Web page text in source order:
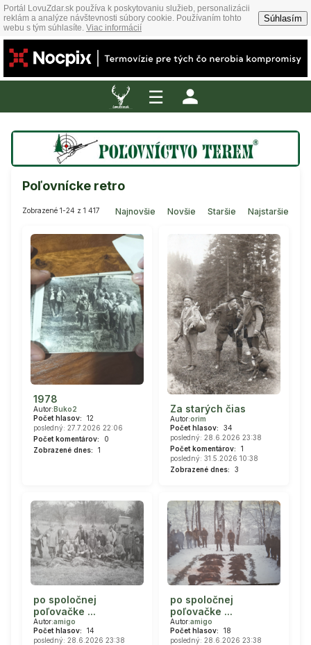
Portál LovuZdar.sk používa k poskytovaniu služieb, personalizácii
reklám a analýze návštevnosti súbory cookie. Používaním tohto
webu s tým súhlasíte. Viac informácií
Súhlasím
☰
Poľovnícke retro
Zobrazené 1-24 z 1 417 Najnovšie Novšie Staršie Najstaršie
1978
Autor:Buko2
Počet hlasov:
12
posledný: 27.7.2026 22:06
Počet komentárov:
0
Zobrazené dnes:
1
Za starých čias
Autor:orim
Počet hlasov:
34
posledný: 28.6.2026 23:38
Počet komentárov:
1
posledný: 31.5.2026 10:38
Zobrazené dnes:
3
po spoločnej
poľovačke ...
Autor:amigo
Počet hlasov:
14
posledný: 28.6.2026 23:38
po spoločnej
poľovačke ...
Autor:amigo
Počet hlasov:
18
posledný: 28.6.2026 23:38